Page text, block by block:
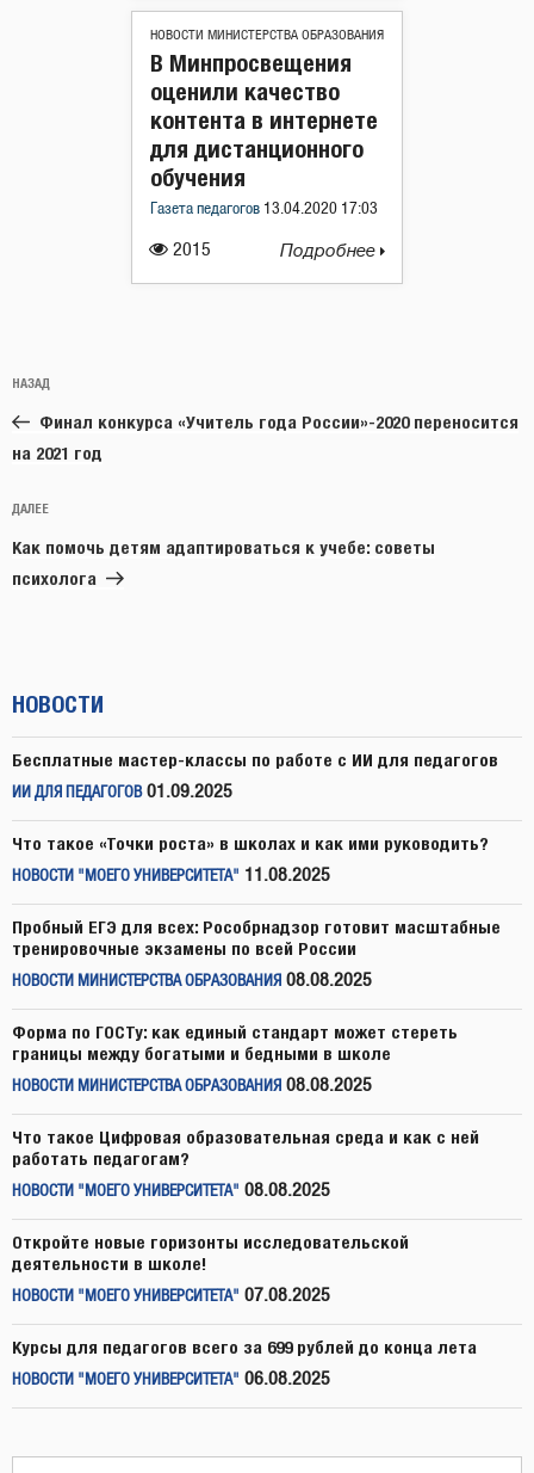
НОВОСТИ МИНИСТЕРСТВА ОБРАЗОВАНИЯ
2015
В Минпросвещения
оценили качество
контента в интернете
для дистанционного
обучения
Газета педагогов 13.04.2020 17:03
Подробнее
по
записям
Предыдущая
запись:
НАЗАД
Финал конкурса «Учитель года России»-2020 переносится
на 2021 год
Следующая
запись
ДАЛЕЕ
Как помочь детям адаптироваться к учебе: советы
психолога
НОВОСТИ
Бесплатные мастер-классы по работе с ИИ для педагогов
ИИ ДЛЯ ПЕДАГОГОВ 01.09.2025
Что такое «Точки роста» в школах и как ими руководить?
НОВОСТИ "МОЕГО УНИВЕРСИТЕТА" 11.08.2025
Пробный ЕГЭ для всех: Рособрнадзор готовит масштабные
тренировочные экзамены по всей России
НОВОСТИ МИНИСТЕРСТВА ОБРАЗОВАНИЯ 08.08.2025
Форма по ГОСТу: как единый стандарт может стереть
границы между богатыми и бедными в школе
НОВОСТИ МИНИСТЕРСТВА ОБРАЗОВАНИЯ 08.08.2025
Что такое Цифровая образовательная среда и как с ней
работать педагогам?
НОВОСТИ "МОЕГО УНИВЕРСИТЕТА" 08.08.2025
Откройте новые горизонты исследовательской
деятельности в школе!
НОВОСТИ "МОЕГО УНИВЕРСИТЕТА" 07.08.2025
Курсы для педагогов всего за 699 рублей до конца лета
НОВОСТИ "МОЕГО УНИВЕРСИТЕТА" 06.08.2025